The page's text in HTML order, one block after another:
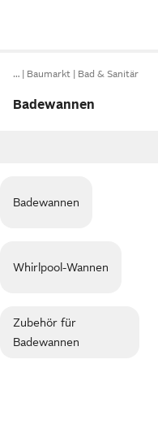
… Baumarkt Bad & Sanitär
Badewannen
Badewannen
Whirlpool-Wannen
Zubehör für
Badewannen